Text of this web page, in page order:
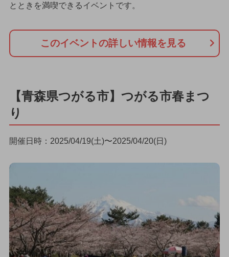
とときを満喫できるイベントです。
このイベントの詳しい情報を見る
【青森県つがる市】つがる市春まつ
り
開催日時：2025/04/19(土)〜2025/04/20(日)